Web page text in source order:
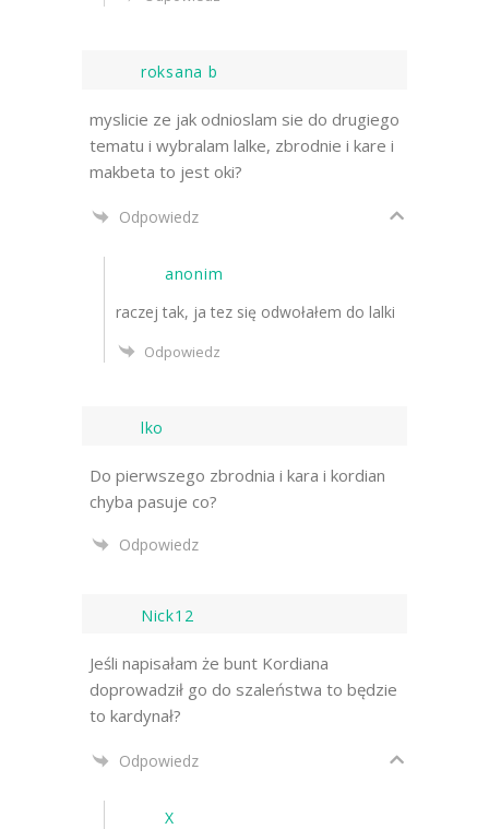
roksana b
myslicie ze jak odnioslam sie do drugiego
tematu i wybralam lalke, zbrodnie i kare i
makbeta to jest oki?
Odpowiedz
anonim
raczej tak, ja tez się odwołałem do lalki
Odpowiedz
lko
Do pierwszego zbrodnia i kara i kordian
chyba pasuje co?
Odpowiedz
Nick12
Jeśli napisałam że bunt Kordiana
doprowadził go do szaleństwa to będzie
to kardynał?
Odpowiedz
X